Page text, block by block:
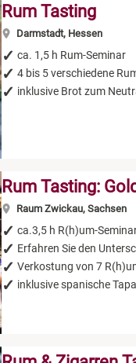
Rum Tasting
Darmstadt, Hessen
ca. 1,5 h Rum-Seminar
4 bis 5 verschiedene
inklusive Brot zum
Rum Tasting:
Raum Zwickau, Sachsen
ca.3,5 h R(h)um-
Erfahren Sie den
Verkostung von 7
inklusive spanische